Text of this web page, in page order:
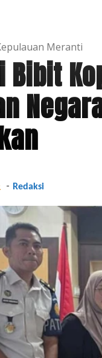
Meranti
Bibit
- Redaksi